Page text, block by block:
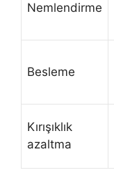
Nemlendirme
Besleme
Kırışıklık
azaltma